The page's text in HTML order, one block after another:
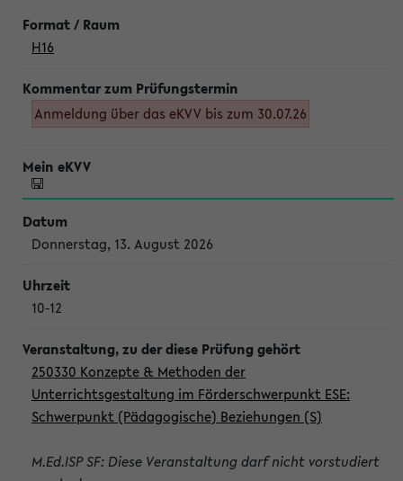
H16
Anmeldung über das eKVV bis zum 30.07.26
Donnerstag, 13. August 2026
10-12
250330 Konzepte & Methoden der
Unterrichtsgestaltung im Förderschwerpunkt ESE:
Schwerpunkt (Pädagogische) Beziehungen (S)
M.Ed.ISP SF: Diese Veranstaltung darf nicht vorstudiert